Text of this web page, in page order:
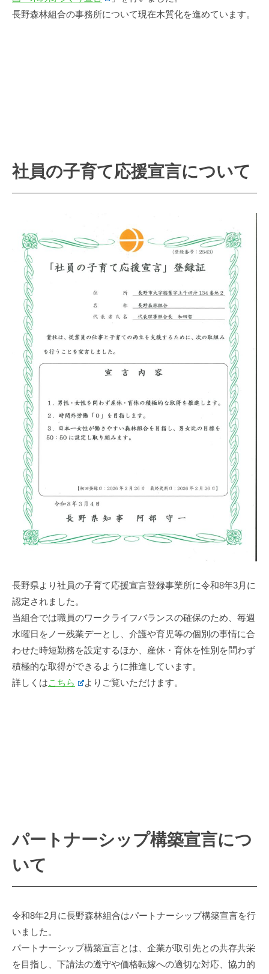
長野森林組合の事務所について現在木質化を進めています。
社員の子育て応援宣言について
長野県より社員の子育て応援宣言登録事業所に令和8年3月に
認定されました。
当組合では職員のワークライフバランスの確保のため、毎週
水曜日をノー残業デーとし、介護や育児等の個別の事情に合
わせた時短勤務を設定するほか、産休・育休を性別を問わず
積極的な取得ができるように推進しています。
詳しくはこちら よりご覧いただけます。
パートナーシップ構築宣言につ
いて
令和8年2月に長野森林組合はパートナーシップ構築宣言を行
いました。
パートナーシップ構築宣言とは、企業が取引先との共存共栄
を目指し、下請法の遵守や価格転嫁への適切な対応、協力的